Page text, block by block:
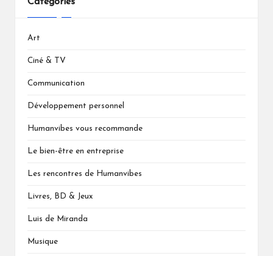
Catégories
Art
Ciné & TV
Communication
Développement personnel
Humanvibes vous recommande
Le bien-être en entreprise
Les rencontres de Humanvibes
Livres, BD & Jeux
Luis de Miranda
Musique